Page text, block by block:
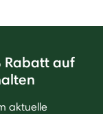
Rabatt auf
aktuelle